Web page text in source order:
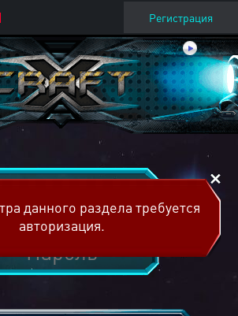
Регистрация
данного раздела требуется
авторизация.